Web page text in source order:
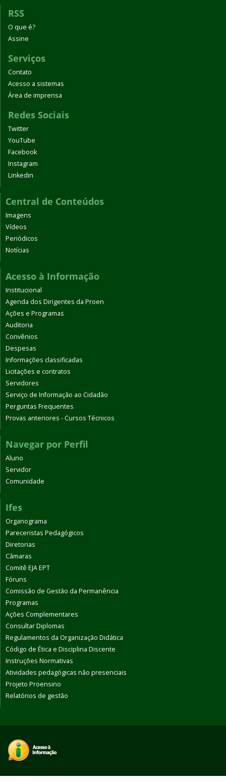
RSS
O que é?
Assine
Serviços
Contato
Acesso a sistemas
Área de imprensa
Redes Sociais
Twitter
YouTube
Facebook
Instagram
Linkedin
Central de Conteúdos
Imagens
Vídeos
Periódicos
Notícias
Acesso à Informação
Institucional
Agenda dos Dirigentes da Proen
Ações e Programas
Auditoria
Convênios
Despesas
Informações classificadas
Licitações e contratos
Servidores
Serviço de Informação ao Cidadão
Perguntas Frequentes
Provas anteriores - Cursos Técnicos
Navegar por Perfil
Aluno
Servidor
Comunidade
Ifes
Organograma
Pareceristas Pedagógicos
Diretorias
Câmaras
Comitê EJA EPT
Fóruns
Comissão de Gestão da Permanência
Programas
Ações Complementares
Consultar Diplomas
Regulamentos da Organização Didática
Código de Ética e Disciplina Discente
Instruções Normativas
Atividades pedagógicas não presenciais
Projeto Proensino
Relatórios de gestão